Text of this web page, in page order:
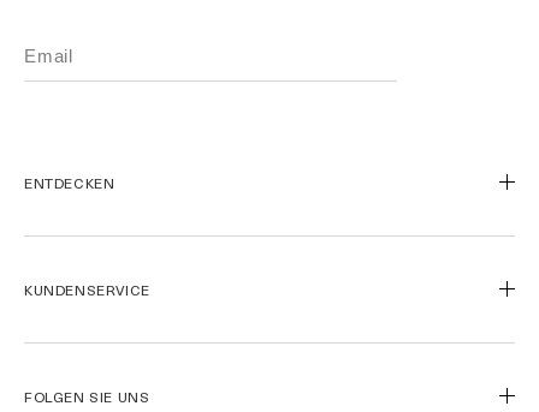
ENTDECKEN
Unsere Inhaltsstoffe
Meine Bestellung verfolgen
KUNDENSERVICE
Rücksendungen
FOLGEN SIE UNS